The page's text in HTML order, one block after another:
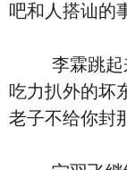
吧和人搭讪的
李霖跳起来
吃力扒外的坏
老子不给你封